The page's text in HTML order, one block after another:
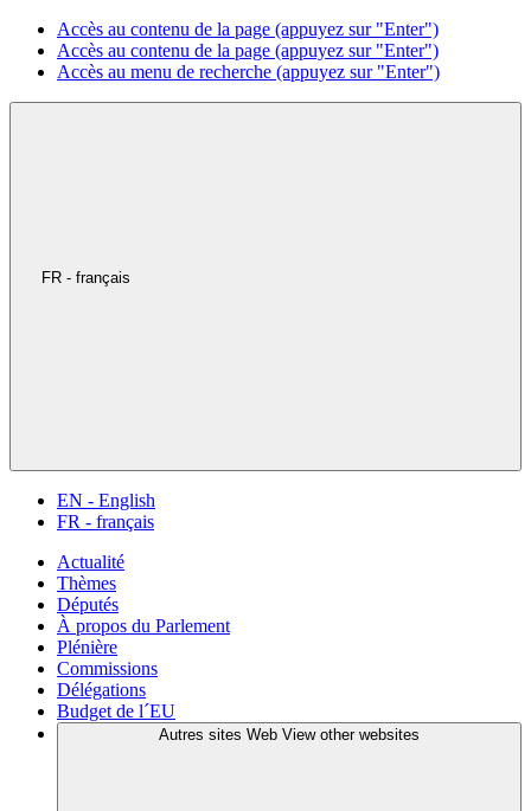
Accès au contenu de la page (appuyez sur "Enter")
Accès au contenu de la page (appuyez sur "Enter")
Accès au menu de recherche (appuyez sur "Enter")
FR - français
EN - English
FR - français
Actualité
Thèmes
Députés
À propos du Parlement
Plénière
Commissions
Délégations
Budget de l´EU
Autres sites Web View other websites